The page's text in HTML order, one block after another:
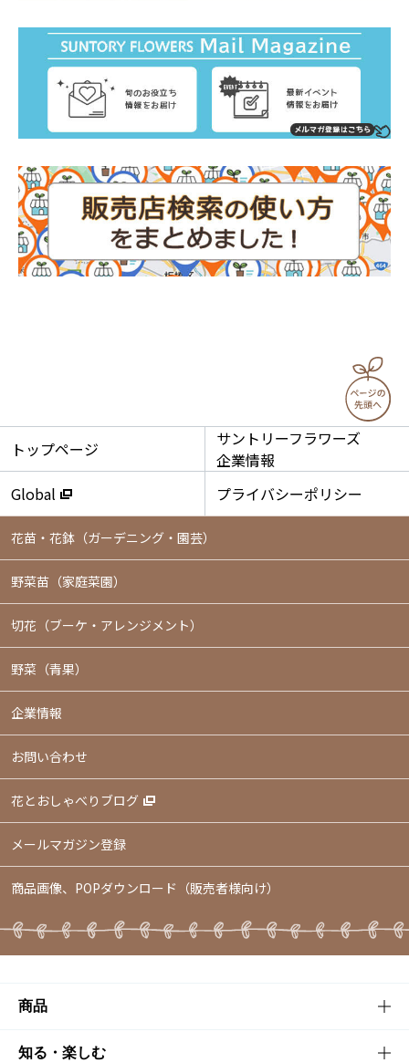
トップページ
サントリーフラワーズ
企業情報
Global
プライバシーポリシー
花苗・花鉢 （ガーデニング・園芸）
野菜苗（家庭菜園）
切花（ブーケ・アレンジメント）
野菜（青果）
企業情報
お問い合わせ
花とおしゃべりブログ
メールマガジン登録
商品画像、POPダウンロード（販売者様向け）
商品
商品TOP
知る・楽しむ